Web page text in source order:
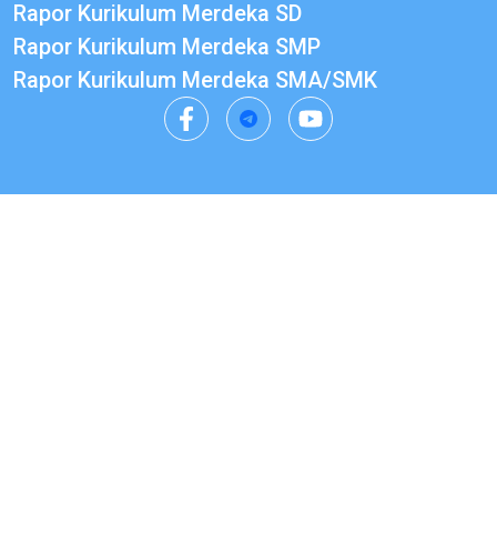
Rapor Kurikulum Merdeka SD
Rapor Kurikulum Merdeka SMP
Rapor Kurikulum Merdeka SMA/SMK